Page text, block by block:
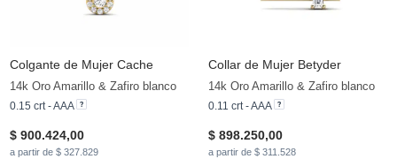
Colgante de Mujer Cache
14k Oro Amarillo & Zafiro blanco
0.15 crt - AAA
$ 900.424,00
a partir de $ 327.829
Collar de Mujer Betyder
14k Oro Amarillo & Zafiro blanco
0.11 crt - AAA
$ 898.250,00
a partir de $ 311.528